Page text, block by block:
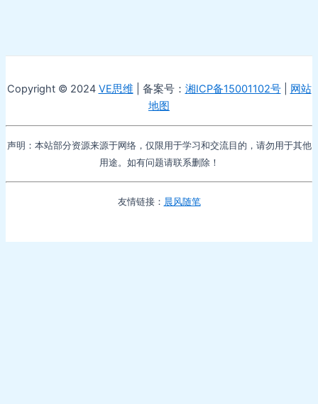
Copyright © 2024 VE思维 | 备案号： 湘ICP备15001102号| 网站
地图
声明：本站部分资源来源于网络，仅限用于学习和交流目的，请勿用于其他
用途。如有问题请联系删除！
友情链接： 晨风随笔